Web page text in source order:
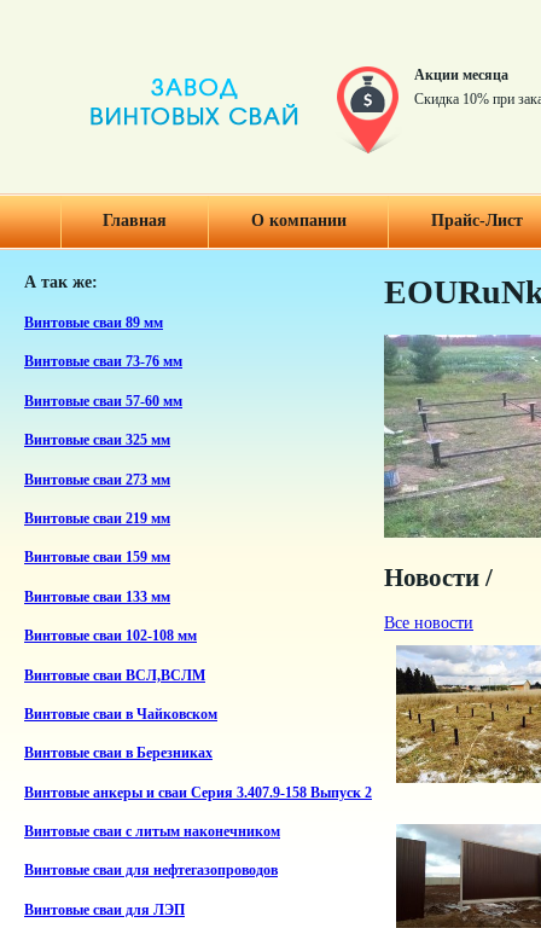
Акции месяца
Скидка 10% при
Главная О компании Прайс-Лист
А так же:
Винтовые сваи 89 мм
Винтовые сваи 73-76 мм
Винтовые сваи 57-60 мм
Винтовые сваи 325 мм
Винтовые сваи 273 мм
Винтовые сваи 219 мм
Винтовые сваи 159 мм
Винтовые сваи 133 мм
Винтовые сваи 102-108 мм
Винтовые сваи ВСЛ,ВСЛМ
Винтовые сваи в Чайковском
Винтовые сваи в Березниках
Винтовые анкеры и сваи Серия 3.407.9-158 Выпуск 2
Винтовые сваи с литым наконечником
Винтовые сваи для нефтегазопроводов
Винтовые сваи для ЛЭП
Новости /
Все новости